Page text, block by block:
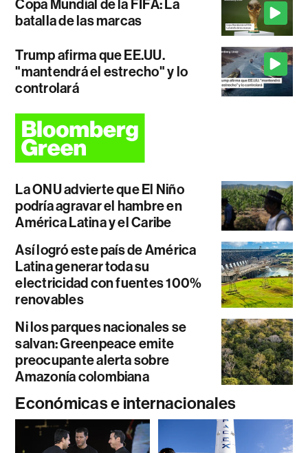
Copa Mundial de la FIFA: La
batalla de las marcas
Trump afirma que EE.UU.
"mantendrá el estrecho" y lo
controlará
La ONU advierte que El Niño
podría agravar el hambre en
América Latina y el Caribe
Así logró este país de América
Latina generar toda su
electricidad con fuentes 100%
renovables
Ni los parques nacionales se
salvan: Greenpeace emite
preocupante alerta sobre
Amazonía colombiana
Económicas e internacionales